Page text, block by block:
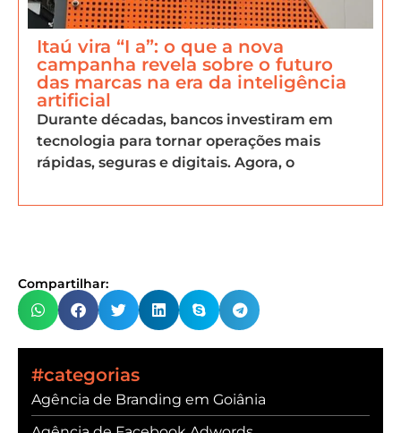
Itaú vira “I a”: o que a nova
campanha revela sobre o futuro
das marcas na era da inteligência
artificial
Durante décadas, bancos investiram em
tecnologia para tornar operações mais
rápidas, seguras e digitais. Agora, o
Compartilhar:
#categorias
Agência de Branding em Goiânia